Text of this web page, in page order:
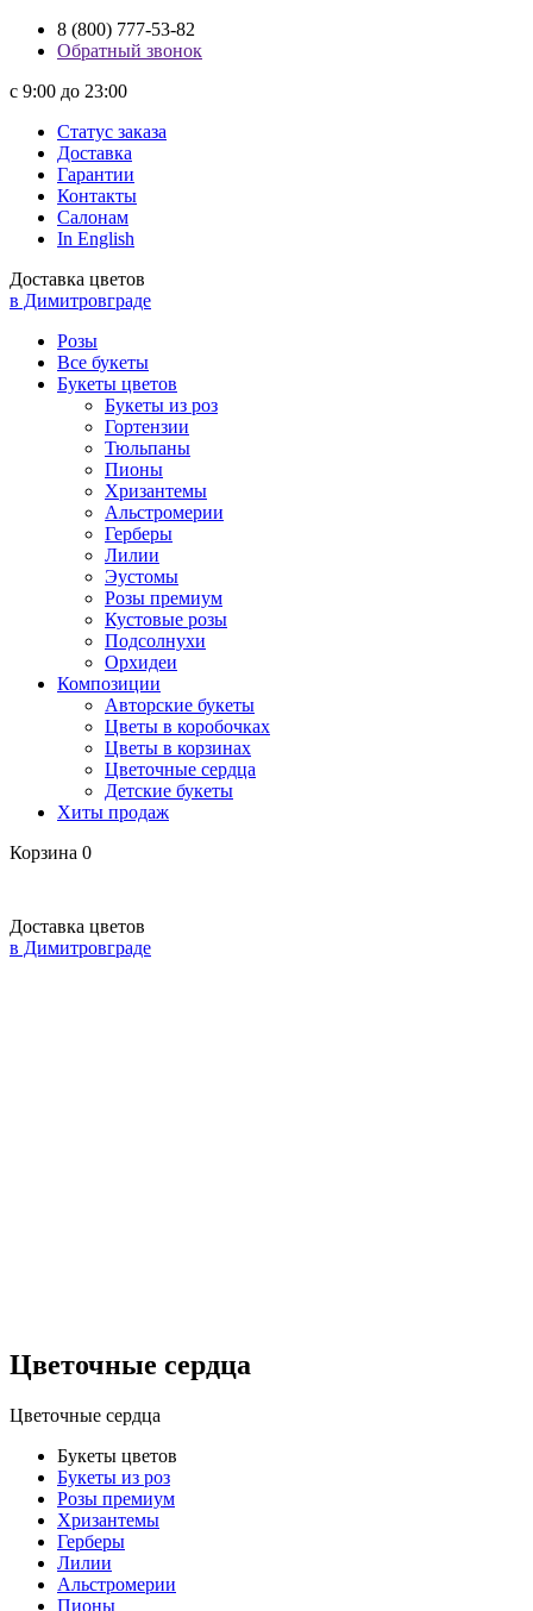
8 (800) 777-53-82
Обратный звонок
с 9:00 до 23:00
Статус заказа
Доставка
Гарантии
Контакты
Салонам
In English
Доставка цветов
в Димитровграде
Розы
Все букеты
Букеты цветов
Букеты из роз
Гортензии
Тюльпаны
Пионы
Хризантемы
Альстромерии
Герберы
Лилии
Эустомы
Розы премиум
Кустовые розы
Подсолнухи
Орхидеи
Композиции
Авторские букеты
Цветы в коробочках
Цветы в корзинах
Цветочные сердца
Детские букеты
Хиты продаж
Корзина 0
Доставка цветов
в Димитровграде
Цветочные сердца
Цветочные сердца
Букеты цветов
Букеты из роз
Розы премиум
Хризантемы
Герберы
Лилии
Альстромерии
Пионы